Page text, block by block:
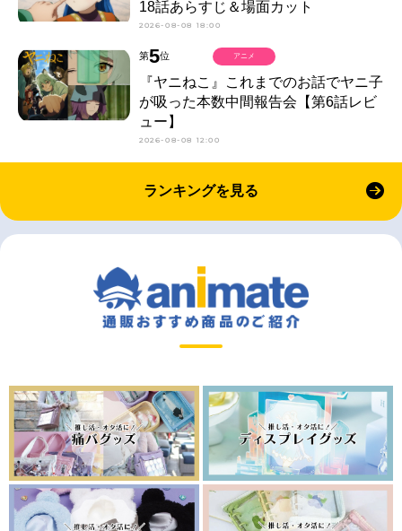
18話あらすじ＆場面カット
2026-08-08 18:00
第5位
『ヤニねこ』これまでのお話でヤニ子
が吸った本数中間報告会【第6話レビ
ュー】
2026-08-08 12:00
アニメ
ランキングを見る